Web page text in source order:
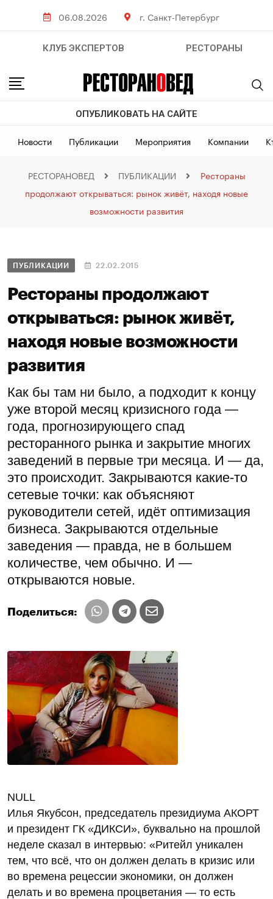
06.08.2026 г. Санкт-Петербург
КЛУБ ЭКСПЕРТОВ РЕСТОРАНЫ
ОПУБЛИКОВАТЬ НА САЙТЕ
Новости Публикации Мероприятия Компании
РЕСТОРАНОВЕД ПУБЛИКАЦИИ
Рестораны
продолжают открываться: рынок живёт, находя новые
возможности развития
ПУБЛИКАЦИИ 22.02.2015
Рестораны продолжают
открываться: рынок живёт,
находя новые возможности
развития
Как бы там ни было, а подходит к концу
уже второй месяц кризисного года —
года, прогнозирующего спад
ресторанного рынка и закрытие многих
заведений в первые три месяца. И — да,
это происходит. Закрываются какие-то
сетевые точки: как объясняют
руководители сетей, идёт оптимизация
бизнеса. Закрываются отдельные
заведения — правда, не в большем
количестве, чем обычно. И —
открываются новые.
Поделиться:
NULL
Илья Якубсон, председатель президиума АКОРТ
и президент ГК «ДИКСИ», буквально на прошлой
неделе сказал в интервью: «Ритейл уникален
тем, что всё, что он должен делать в кризис или
во времена рецессии экономики, он должен
делать и во времена процветания — то есть